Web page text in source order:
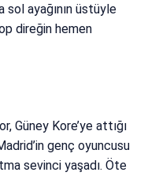
ayağının üstüyle
direğin hemen
Güney Kore’ye attığı
genç oyuncusu
sevinci yaşadı. Öte